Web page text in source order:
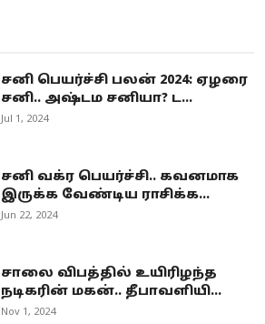
சனி பெயர்ச்சி பலன் 2024: ஏழரை
சனி.. அஷ்டம சனியா? ட...
Jul 1, 2024
சனி வக்ர பெயர்ச்சி.. கவனமாக
இருக்க வேண்டிய ராசிக்க...
Jun 22, 2024
சாலை விபத்தில் உயிரிழந்த
நடிகரின் மகன்.. தீபாவளியி...
Nov 1, 2024